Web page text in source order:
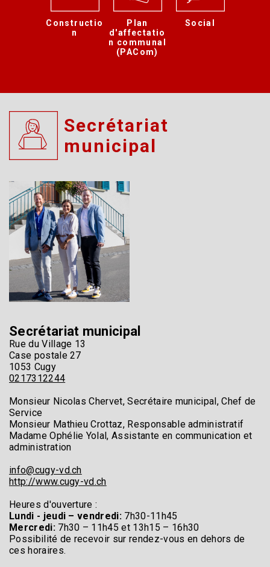
Constructio
n
Plan
d'affectatio
n communal
(PACom)
Social
Secrétariat
municipal
Secrétariat municipal
Rue du Village 13
Case postale 27
1053 Cugy
0217312244
Monsieur Nicolas Chervet, Secrétaire municipal, Chef de
Service
Monsieur Mathieu Crottaz, Responsable administratif
Madame Ophélie Yolal, Assistante en communication et
administration
info@cugy-vd.ch
http://www.cugy-vd.ch
Heures d'ouverture :
Lundi - jeudi – vendredi: 7h30-11h45
Mercredi: 7h30 – 11h45 et 13h15 – 16h30
Possibilité de recevoir sur rendez-vous en dehors de
ces horaires.